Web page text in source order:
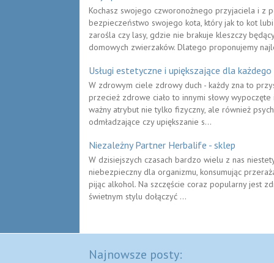
Kochasz swojego czworonożnego przyjaciela i z
bezpieczeństwo swojego kota, który jak to kot lubi
zarośla czy lasy, gdzie nie brakuje kleszczy
domowych zwierzaków. Dlatego proponujemy
Usługi estetyczne i upiększające dla każdego
W zdrowym ciele zdrowy duch - każdy zna to
przecież zdrowe ciało to innymi słowy
ważny atrybut nie tylko fizyczny, ale również
odmładzające czy upiększanie s...
Niezależny Partner Herbalife - sklep
W dzisiejszych czasach bardzo wielu z nas
niebezpieczny dla organizmu, konsumując
pijąc alkohol. Na szczęście coraz popularny jest
świetnym stylu dołączyć ...
Najnowsze posty: